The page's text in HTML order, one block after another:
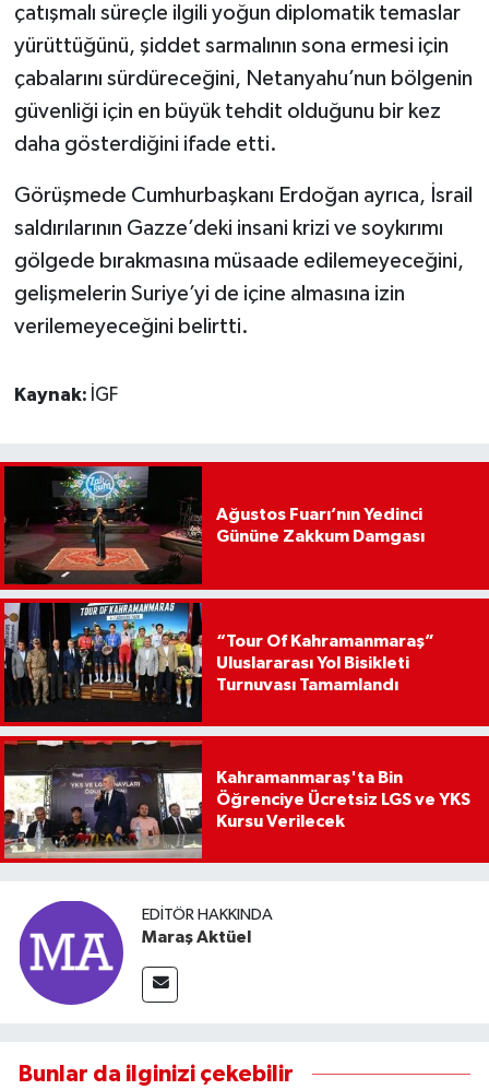
çatışmalı süreçle ilgili yoğun diplomatik temaslar
yürüttüğünü, şiddet sarmalının sona ermesi için
çabalarını sürdüreceğini, Netanyahu’nun bölgenin
güvenliği için en büyük tehdit olduğunu bir kez
daha gösterdiğini ifade etti.
Görüşmede Cumhurbaşkanı Erdoğan ayrıca, İsrail
saldırılarının Gazze’deki insani krizi ve soykırımı
gölgede bırakmasına müsaade edilemeyeceğini,
gelişmelerin Suriye’yi de içine almasına izin
verilemeyeceğini belirtti.
Kaynak: İGF
Ağustos Fuarı’nın Yedinci
Gününe Zakkum Damgası
“Tour Of Kahramanmaraş”
Uluslararası Yol Bisikleti
Turnuvası Tamamlandı
Kahramanmaraş'ta Bin
Öğrenciye Ücretsiz LGS ve YKS
Kursu Verilecek
EDITÖR HAKKINDA
Maraş Aktüel
Bunlar da ilginizi çekebilir